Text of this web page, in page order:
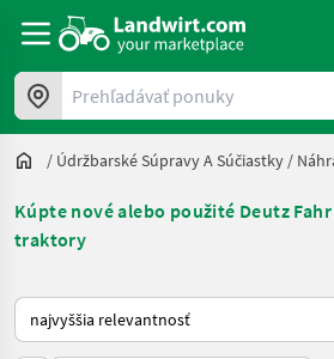
Prehľadávať ponuky
/ Údržbarské Súpravy A Súčiastky /
Kúpte nové alebo použité Deutz
traktory
Takto sa vykonáva triedenie na